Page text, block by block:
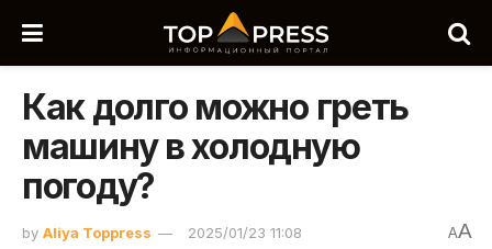
Как долго можно греть
машину в холодную
погоду?
by Aliya Toppress 2025/01/23 11:08 AA